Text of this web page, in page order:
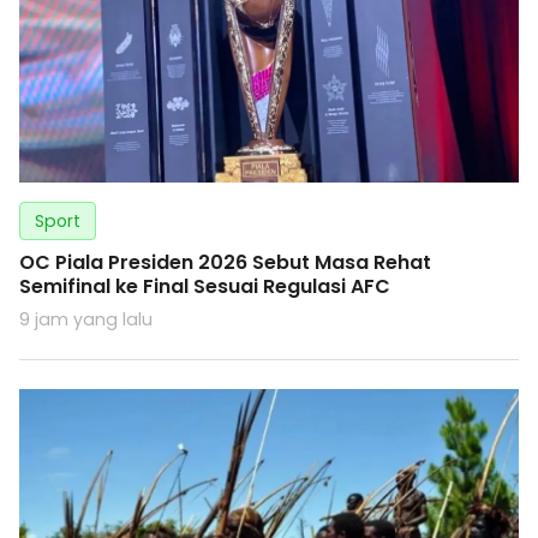
Sport
OC Piala Presiden 2026 Sebut Masa Rehat
Semifinal ke Final Sesuai Regulasi AFC
9 jam yang lalu